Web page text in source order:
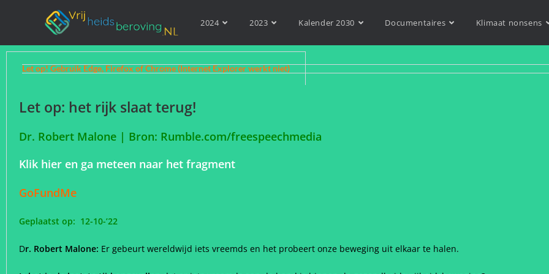
2024 2023 Kalender 2030 Documentaires Klimaat nonsens
Let op! Gebruik Edge, Firefox of Chrome (Internet Explorer werkt niet)
Let op: het rijk slaat terug!
Dr. Robert Malone | Bron: Rumble.com/freespeechmedia
Klik hier en ga meteen naar het fragment
GoFundMe
Geplaatst op: 12-10-’22
Dr. Robert Malone: ​​Er gebeurt wereldwijd iets vreemds en het probeert onze beweging uit elkaar te halen.